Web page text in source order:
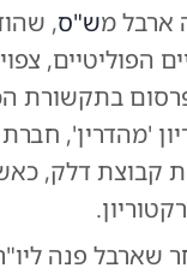
ארבל מש"ס,
הפוליטיים,
בתקשורת
'מהדרין',
קבוצת דלק,
שארבל פנה